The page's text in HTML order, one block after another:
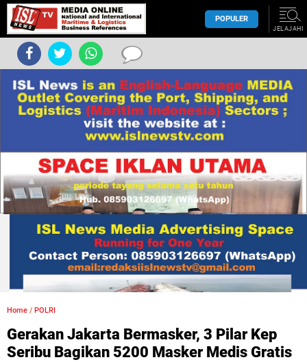
POPULER
JELAJAHI
Home / POLRI
Gerakan Jakarta Bermasker, 3 Pilar Kep
Seribu Bagikan 5200 Masker Medis Gratis